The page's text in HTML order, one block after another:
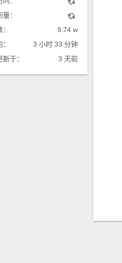
：
9.74 w
3 小时 33 分钟
于：
3 天前